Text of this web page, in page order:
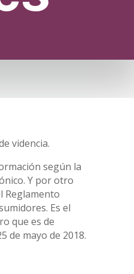
videncia.
según la
Y por otro
Reglamento
Es el
que es de
de mayo de 2018.